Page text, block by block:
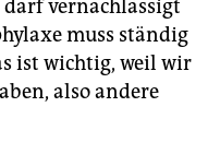
darf vernachlässigt
muss ständig
ist wichtig, weil wir
also andere